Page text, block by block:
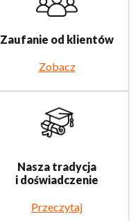
Zaufanie od klientów
Zobacz
Nasza tradycja
i doświadczenie
Przeczytaj